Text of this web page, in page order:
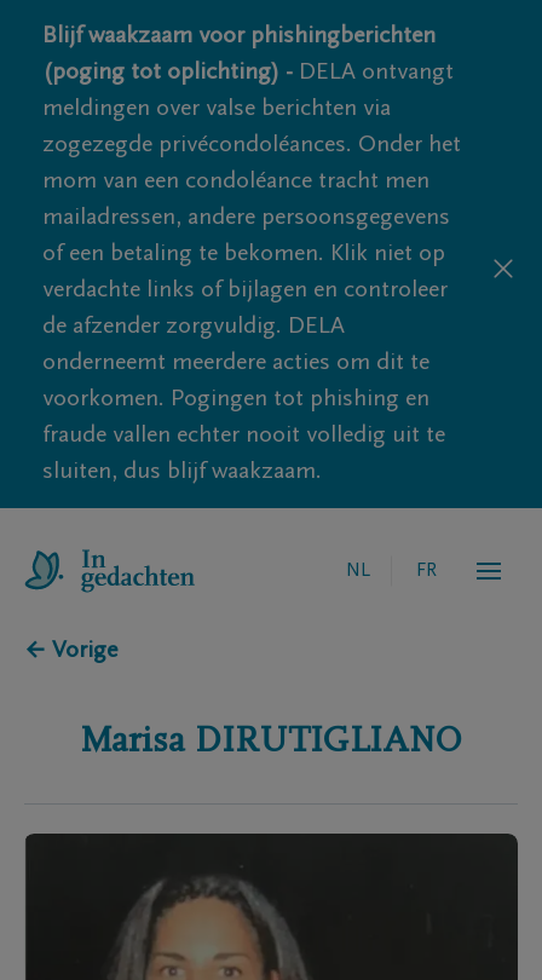
Blijf waakzaam voor phishingberichten
(poging tot oplichting) - DELA ontvangt
meldingen over valse berichten via
zogezegde privécondoléances. Onder het
mom van een condoléance tracht men
mailadressen, andere persoonsgegevens
of een betaling te bekomen. Klik niet op
verdachte links of bijlagen en controleer
de afzender zorgvuldig. DELA
onderneemt meerdere acties om dit te
voorkomen. Pogingen tot phishing en
fraude vallen echter nooit volledig uit te
sluiten, dus blijf waakzaam.
NL FR
← Vorige
Marisa DIRUTIGLIANO